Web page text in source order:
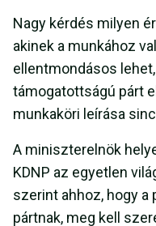
Nagy kérdés milyen
akinek a munkához
ellentmondásos
támogatottságú párt
munkaköri leírása
A miniszterelnök
KDNP az egyetlen
szerint ahhoz, hogy a
pártnak, meg kell